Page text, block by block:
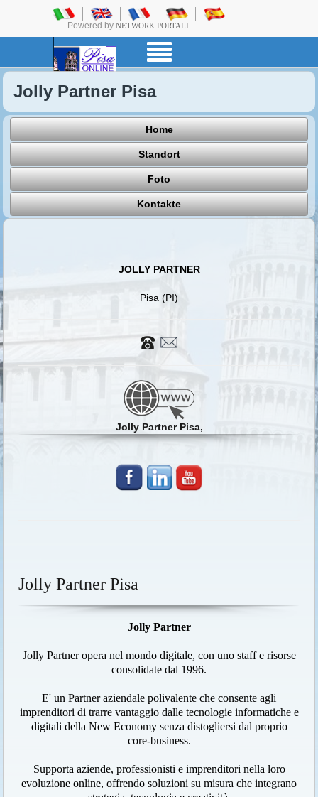
Powered by NETWORK PORTALI
Jolly Partner Pisa
Home
Standort
Foto
Kontakte
JOLLY PARTNER
Pisa (PI)
Jolly Partner Pisa,
Jolly Partner Pisa
Jolly Partner
Jolly Partner opera nel mondo digitale, con uno staff e risorse
consolidate dal 1996.
E' un Partner aziendale polivalente che consente agli
imprenditori di trarre vantaggio dalle tecnologie informatiche e
digitali della New Economy senza distogliersi dal proprio
core-business.
Supporta aziende, professionisti e imprenditori nella loro
evoluzione online, offrendo soluzioni su misura che integrano